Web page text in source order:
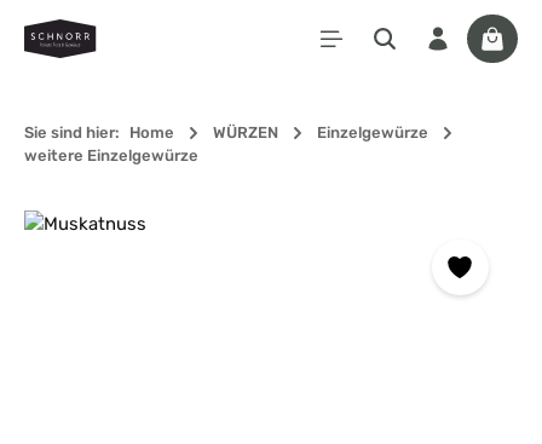
Zum Hauptinhalt springen
Sie sind hier: Home WÜRZEN
Einzelgewürze
weitere Einzelgewürze
Bildergalerie überspringen